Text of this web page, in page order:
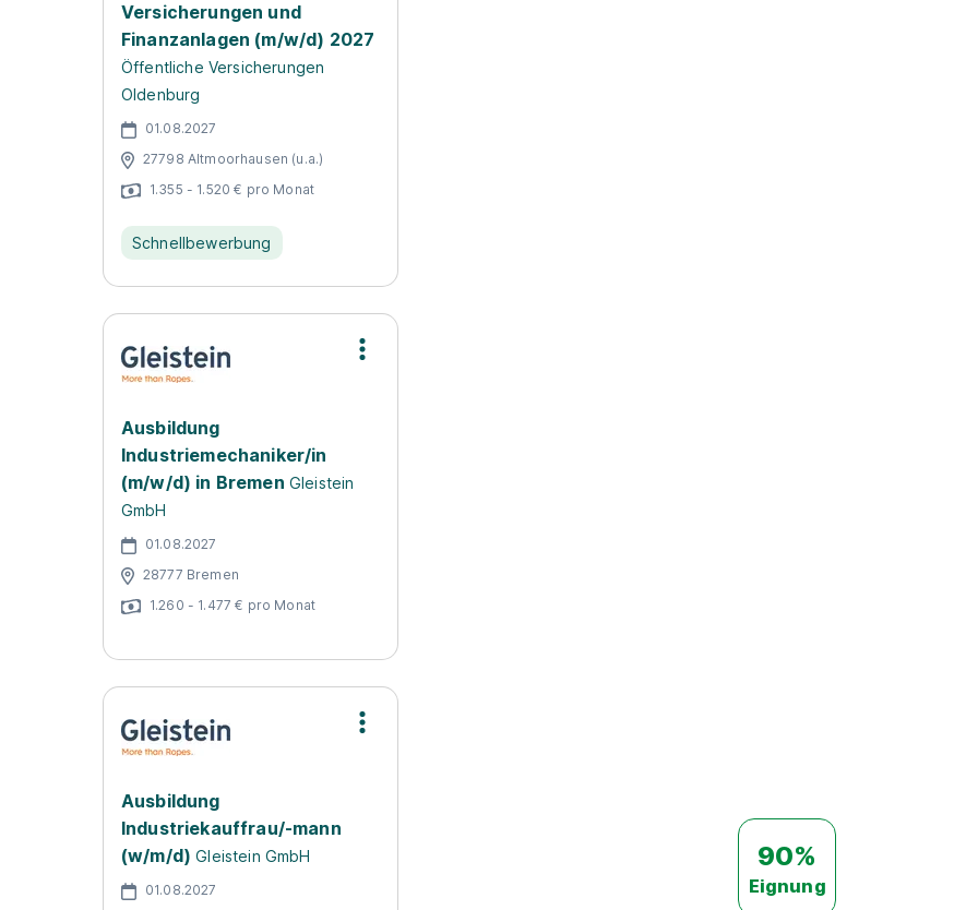
Versicherungen und
Finanzanlagen (m/w/d) 2027
Öffentliche Versicherungen
Oldenburg
01.08.2027
27798 Altmoorhausen (u.a.)
1.355 - 1.520 € pro Monat
Schnellbewerbung
Ausbildung
Industriemechaniker/in
(m/w/d) in Bremen Gleistein
GmbH
01.08.2027
28777 Bremen
1.260 - 1.477 € pro Monat
Ausbildung
Industriekauffrau/-mann
(w/m/d) Gleistein GmbH
01.08.2027
90%
Eignung